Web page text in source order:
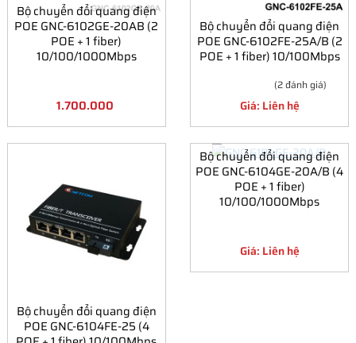
Bộ chuyển đổi quang điện
POE GNC-6102GE-20AB (2
POE + 1 fiber)
10/100/1000Mbps
1.700.000
Bộ chuyển đổi quang điện
POE GNC-6102FE-25A/B (2
POE + 1 fiber) 10/100Mbps
(2 đánh giá)
Giá: Liên hệ
Bộ chuyển đổi quang điện
POE GNC-6104FE-25 (4
Bộ chuyển đổi quang điện
POE GNC-6104GE-20A/B (4
POE + 1 fiber)
10/100/1000Mbps
Giá: Liên hệ